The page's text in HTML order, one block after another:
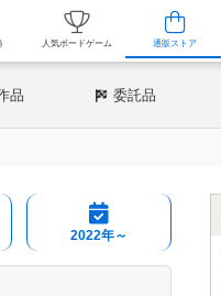
カフェ/店舗 人気ボードゲーム
品 委託品
2022年～